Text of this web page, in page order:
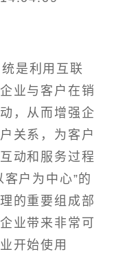
是利用互联
业与客户在销
，从而增强企
关系，为客户
动和服务过程
户为中心”的
的重要组成部
业带来非常可
开始使用